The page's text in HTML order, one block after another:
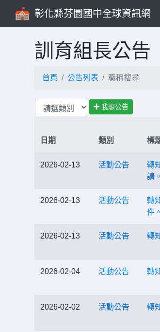
彰化縣芬園國中全球資訊網
訓育組長公告
首頁 公告列表 職稱搜尋
我想公告
日期 類別 標
2026-02-13 活動公告
轉
請。
2026-02-13 活動公告
轉
件。
2026-02-13 活動公告 轉
2026-02-04 活動公告 轉
2026-02-02 活動公告 轉